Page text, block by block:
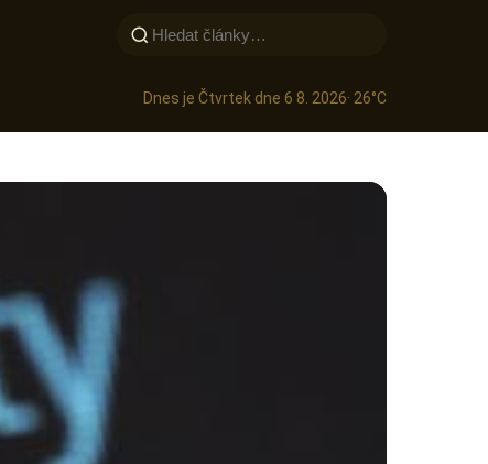
Dnes je Čtvrtek dne 6 8. 2026· 26°C